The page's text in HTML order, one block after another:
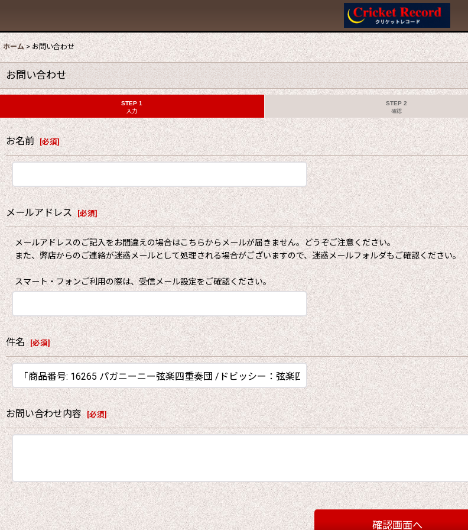
ホーム > お問い合わせ
お問い合わせ
STEP 1
入力
STEP 2
確認
お名前 [必須]
メールアドレス [必須]
メールアドレスのご記入をお間違えの場合はこちらからメールが届きません。どうぞご注意ください。
また、弊店からのご連絡が迷惑メールとして処理される場合がございますので、迷惑メールフォルダもご確認ください。
スマート・フォンご利用の際は、受信メール設定をご確認ください。
件名 [必須]
お問い合わせ内容 [必須]
確認画面へ